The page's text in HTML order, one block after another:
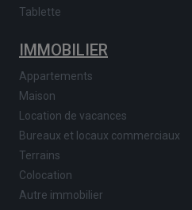
Tablette
IMMOBILIER
Appartements
Maison
Location de vacances
Bureaux et locaux commerciaux
Terrains
Colocation
Autre immobilier